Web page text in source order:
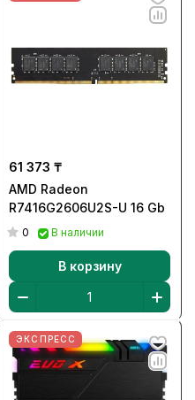
61 373 ₸
AMD Radeon
R7416G2606U2S-U 16 Gb
0 В наличии
В корзину
ЭКСПРЕСС